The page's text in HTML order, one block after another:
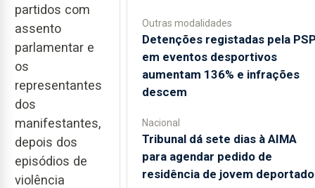
partidos com
assento
parlamentar e
os
representantes
dos
manifestantes,
depois dos
episódios de
violência
Outras modalidades
Detenções registadas pela
em eventos desportivos
aumentam 136% e infrações
descem
Nacional
Tribunal dá sete dias à AIMA
para agendar pedido de
residência de jovem deportado